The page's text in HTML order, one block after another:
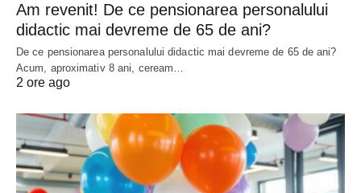
Am revenit! De ce pensionarea personalului
didactic mai devreme de 65 de ani?
De ce pensionarea personalului didactic mai devreme de 65 de ani?
Acum, aproximativ 8 ani, ceream…
2 ore ago